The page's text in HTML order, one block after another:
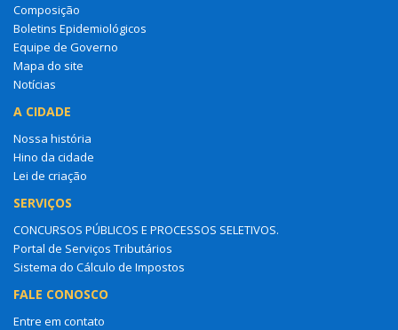
Composição
Boletins Epidemiológicos
Equipe de Governo
Mapa do site
Notícias
A CIDADE
Nossa história
Hino da cidade
Lei de criação
SERVIÇOS
CONCURSOS PÚBLICOS E PROCESSOS SELETIVOS.
Portal de Serviços Tributários
Sistema do Cálculo de Impostos
FALE CONOSCO
Entre em contato